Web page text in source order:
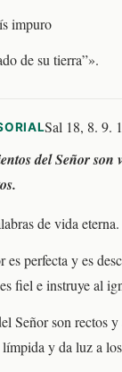
impuro
de su tierra”».
Sal 18, 8. 9.
del Señor son
de vida
perfecta y es
fiel e instruye al
Señor son rectos
y da luz a